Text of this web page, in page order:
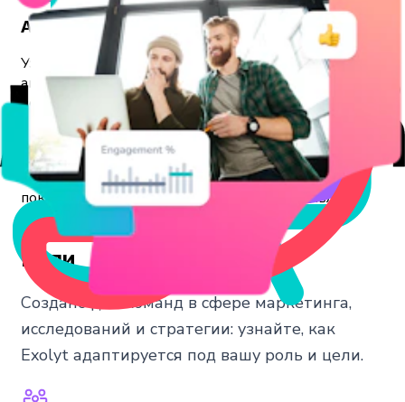
Аналитика эффективности
Узнайте, что работает и почему: анализируйте
аккаунты, видео и хэштеги, которые обеспечивают
вовлечённость и рост.
Преимущество на рынке
Опережайте тренды и конкурентов, сравнивая
показатели эффективности и заранее выявляя
новые возможности.
Роли
Создано для команд в сфере маркетинга,
исследований и стратегии: узнайте, как
Exolyt адаптируется под вашу роль и цели.